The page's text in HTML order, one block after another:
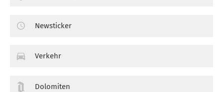
Newsticker
Verkehr
Dolomiten